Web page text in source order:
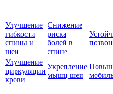
Улучшение
гибкости
спины и
шеи
Снижение
риска
болей в
спине
Улучшение
циркуляции
крови
Укрепление
мышц шеи